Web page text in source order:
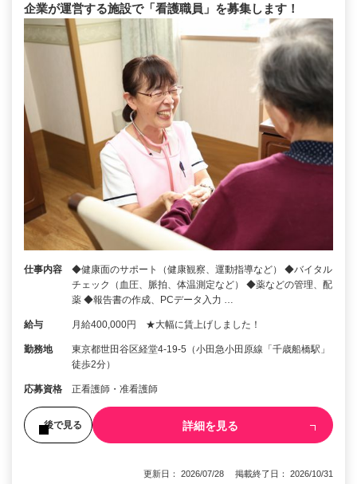
企業が運営する施設で「看護職員」を募集します！
仕事内容
◆健康面のサポート（健康観察、運動指導など） ◆バイタル
チェック（血圧、脈拍、体温測定など） ◆薬などの管理、配
薬 ◆報告書の作成、PCデータ入力 …
給与 月給400,000円 ★大幅に賃上げしました！
勤務地
東京都世田谷区経堂4-19-5（小田急小田原線「千歳船橋駅」
徒歩2分）
応募資格 正看護師・准看護師
後で見る 詳細を見る
更新日： 2026/07/28 掲載終了日： 2026/10/31